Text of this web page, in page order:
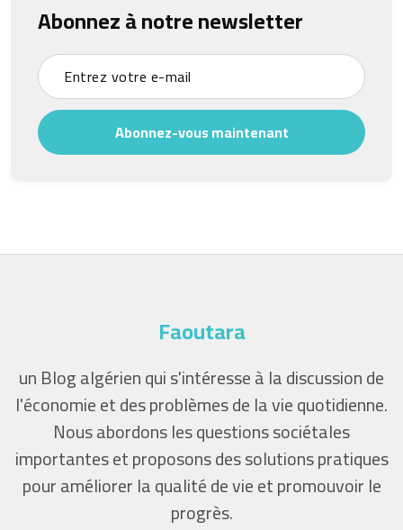
Abonnez à notre newsletter
Abonnez-vous maintenant
Faoutara
un Blog algérien qui s'intéresse à la discussion de
l'économie et des problèmes de la vie quotidienne.
Nous abordons les questions sociétales
importantes et proposons des solutions pratiques
pour améliorer la qualité de vie et promouvoir le
progrès.